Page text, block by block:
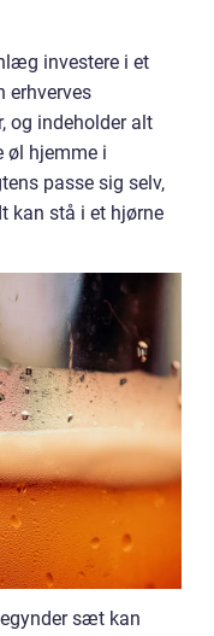
investere i et
erhverves
og indeholder alt
øl hjemme i
passe sig selv,
kan stå i et hjørne
sæt kan